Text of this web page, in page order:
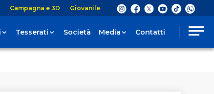
Campagna e 3D Giovanile
Tesserati Società Media Contatti